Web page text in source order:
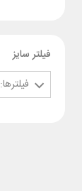
فیلتر سایز
فیلترها: